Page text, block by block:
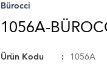
Bürocci
1056A-
Ürün Kodu 1056A